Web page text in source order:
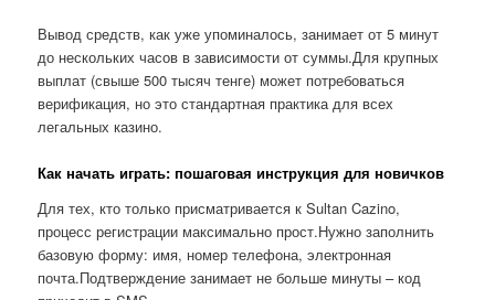
Вывод средств, как уже упоминалось, занимает от 5 минут
до нескольких часов в зависимости от суммы.Для крупных
выплат (свыше 500 тысяч тенге) может потребоваться
верификация, но это стандартная практика для всех
легальных казино.
Как начать играть: пошаговая инструкция для новичков
Для тех, кто только присматривается к Sultan Cazino,
процесс регистрации максимально прост.Нужно заполнить
базовую форму: имя, номер телефона, электронная
почта.Подтверждение занимает не больше минуты – код